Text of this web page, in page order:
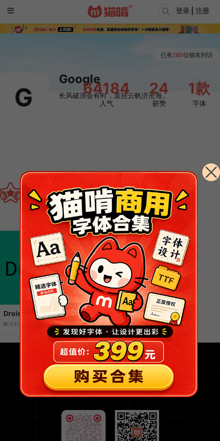
登录 | 注册
G
Google
长风破浪会有时，直挂云帆济沧海。
64184
人气
24
获赞
1款
字体
已有260位猫友到访
 TA发布的免费字体
Droid Sans Fallback
64184 5043 赞(24)
免费开源可商用的字体网站
关注猫啃网，获取全网最新免费可商用字体资讯！